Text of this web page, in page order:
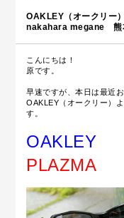
OAKLEY（オークリ
nakahara megane
こんにちは！
原です。
早速ですが、本日は最近
OAKLEY（オークリー）
す。
OAKLEY
PLAZMA